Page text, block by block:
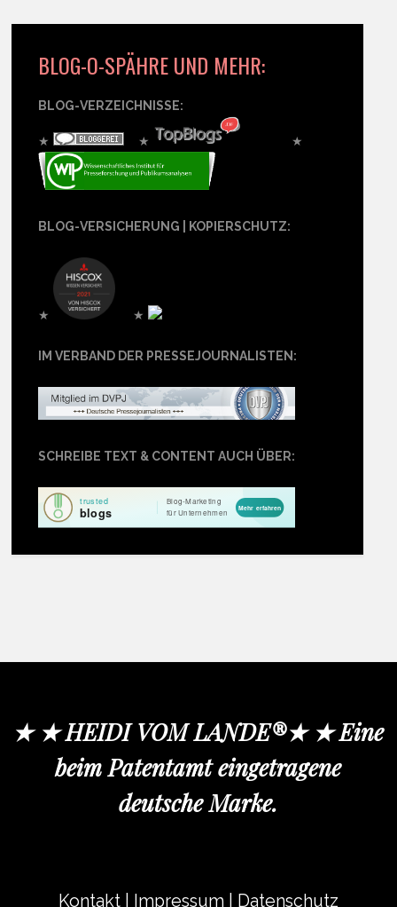
BLOG-O-SPÄHRE UND MEHR:
BLOG-VERZEICHNISSE:
★ ★ ★
BLOG-VERSICHERUNG | KOPIERSCHUTZ:
★ ★
IM VERBAND DER PRESSEJOURNALISTEN:
SCHREIBE TEXT & CONTENT AUCH ÜBER:
★ ★ HEIDI VOM LANDE®★ ★ Eine
beim Patentamt eingetragene
deutsche Marke.
Kontakt Impressum Datenschutz